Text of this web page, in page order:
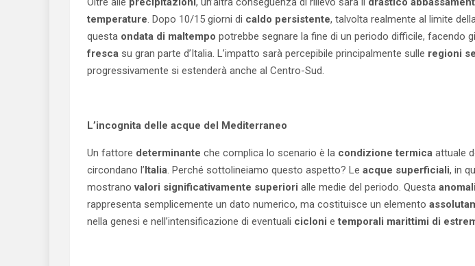
temperature. Dopo 10/15 giorni di caldo persistente, talvolta realmente al limite
questa ondata di maltempo potrebbe segnare la fine di un periodo difficile, facendo
fresca su gran parte d’Italia. L’impatto sarà percepibile principalmente sulle regioni
progressivamente si estenderà anche al Centro-Sud.
L’incognita delle acque del Mediterraneo
Un fattore determinante che complica lo scenario è la condizione termica attuale
circondano l’Italia. Perché sottolineiamo questo aspetto? Le acque superficiali, in
mostranovalori significativamente superiori alle medie del periodo. Questa
rappresenta semplicemente un dato numerico, ma costituisce un elemento
nella genesi e nell’intensificazione di eventuali cicloni etemporali marittimi di